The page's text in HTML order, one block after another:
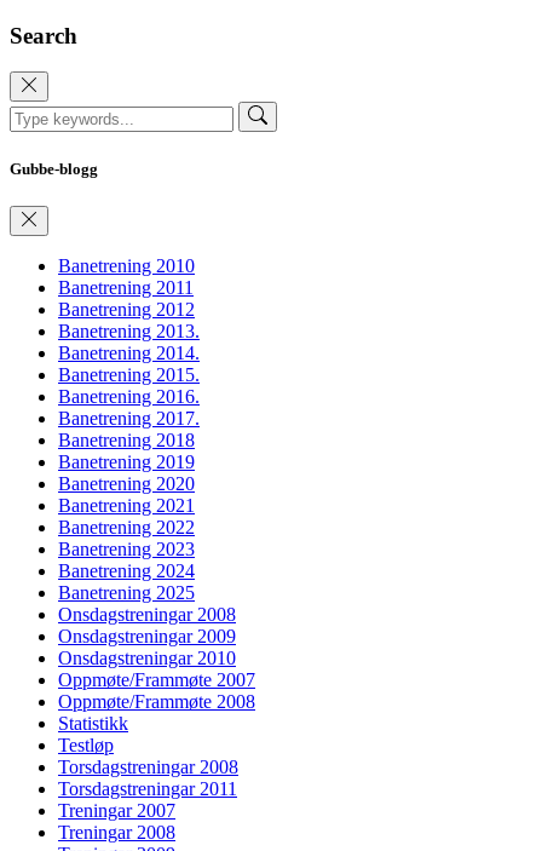
Search
Gubbe-blogg
Banetrening 2010
Banetrening 2011
Banetrening 2012
Banetrening 2013.
Banetrening 2014.
Banetrening 2015.
Banetrening 2016.
Banetrening 2017.
Banetrening 2018
Banetrening 2019
Banetrening 2020
Banetrening 2021
Banetrening 2022
Banetrening 2023
Banetrening 2024
Banetrening 2025
Onsdagstreningar 2008
Onsdagstreningar 2009
Onsdagstreningar 2010
Oppmøte/Frammøte 2007
Oppmøte/Frammøte 2008
Statistikk
Testløp
Torsdagstreningar 2008
Torsdagstreningar 2011
Treningar 2007
Treningar 2008